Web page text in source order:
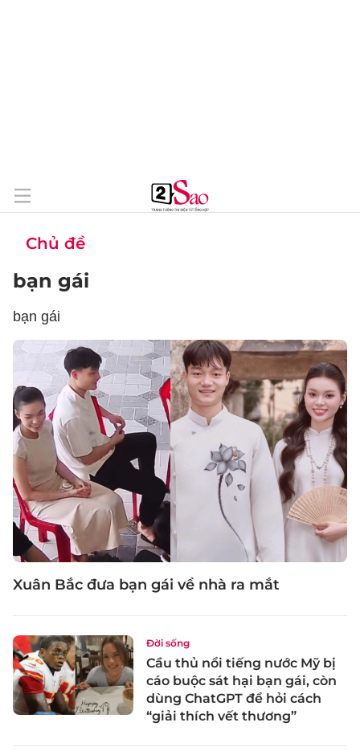
Chủ đề
bạn gái
bạn gái
Xuân Bắc đưa bạn gái về nhà ra mắt
Đời sống
Cầu thủ nổi tiếng nước Mỹ bị
cáo buộc sát hại bạn gái, còn
dùng ChatGPT để hỏi cách
“giải thích vết thương”